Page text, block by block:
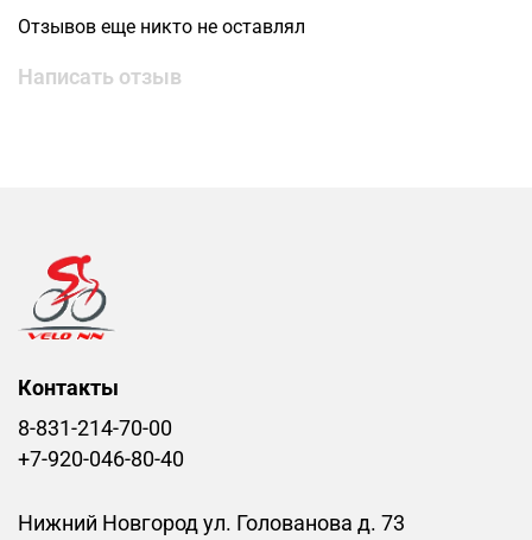
Отзывов еще никто не оставлял
Написать отзыв
Контакты
8-831-214-70-00
+7-920-046-80-40
Нижний Новгород ул. Голованова д. 73